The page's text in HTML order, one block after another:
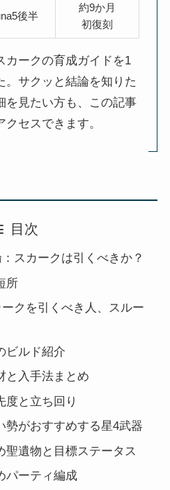
後半
約9か月
初復刻
カークの育成ガイドを1
。サクッと結論を知りた
を見たい方も、この記事
セスできます。
目次
：スカークは引くべきか？
所
ークを引くべき人、スルー
ビルド紹介
と入手法まとめ
度と立ち回り
勢がおすすめする星4武器
聖遺物と目標ステータス
パーティ編成